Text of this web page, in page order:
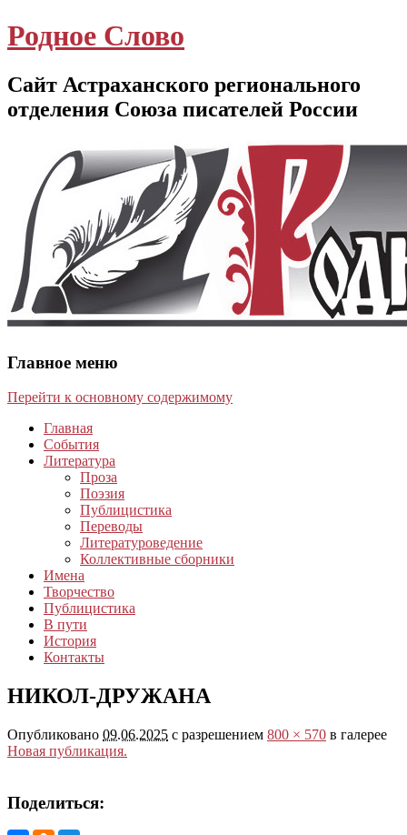
Родное Слово
Сайт Астраханского регионального
отделения Союза писателей России
Главное меню
Перейти к основному содержимому
Главная
События
Литература
Проза
Поэзия
Публицистика
Переводы
Литературоведение
Коллективные сборники
Имена
Творчество
Публицистика
В пути
История
Контакты
НИКОЛ-ДРУЖАНА
Опубликовано 09.06.2025 с разрешением 800 × 570 в галерее
Новая публикация.
Поделиться: